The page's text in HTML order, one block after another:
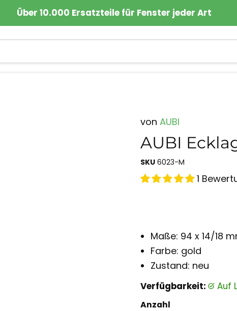
Über 10.000 Ersatzteile für Fenster jeder Art
von AUBI
AUBI
SKU 6023-M
1
Maße: 94 x 14/18
Farbe: gold
Zustand: neu
Verfügbarkeit:
Anzahl